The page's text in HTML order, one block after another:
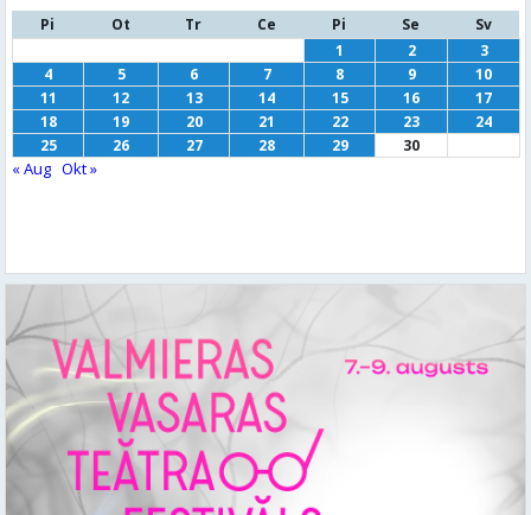
Pi Ot Tr Ce Pi Se
Sv
1
2
3
4
5 6 7 8 9
10
11
12 13 14 15 16
17
18
19 20 21 22 23
24
25
26 27 28 29 30
« Aug Okt »